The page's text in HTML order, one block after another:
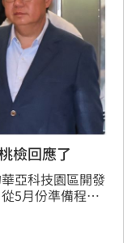
檢回應了
亞科技園區開發
5月份準備程序
傳檢方起訴證據